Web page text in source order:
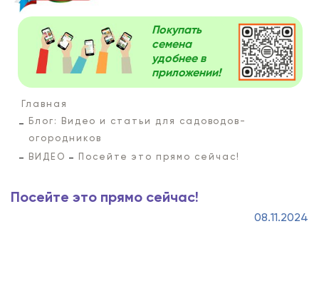
Покупать
семена
удобнее в
приложении!
Главная
Блог: Видео и статьи для садоводов-
огородников
ВИДЕО
Посейте это прямо сейчас!
Посейте это прямо сейчас!
08.11.2024